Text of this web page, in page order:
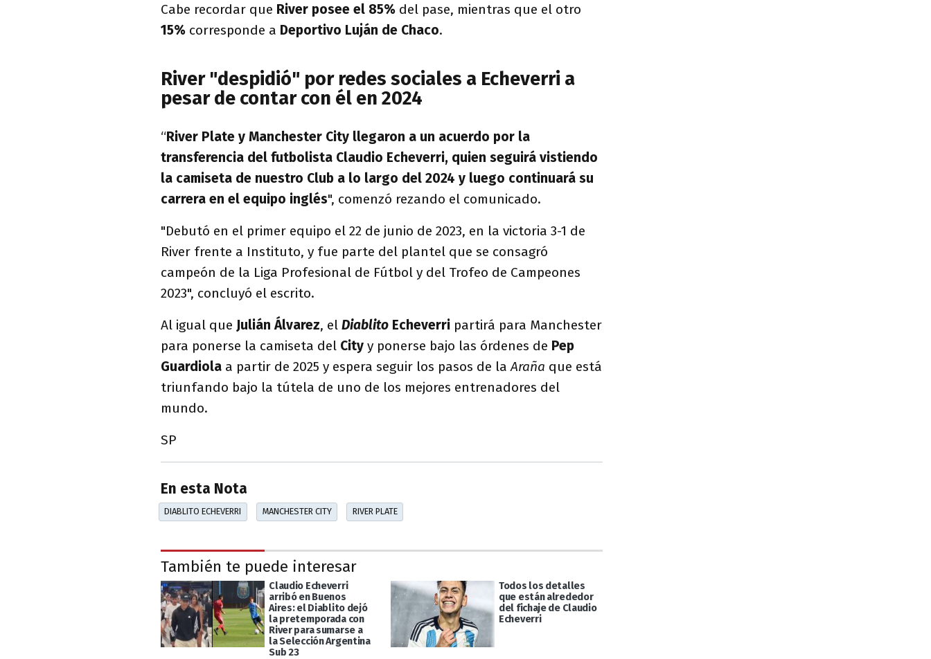
Cabe recordar que River posee el 85% del pase, mientras que el otro
15% corresponde a Deportivo Luján de Chaco.
River "despidió" por redes sociales a Echeverri a
pesar de contar con él en 2024
“River Plate y Manchester City llegaron a un acuerdo por la
transferencia del futbolista Claudio Echeverri, quien seguirá vistiendo
la camiseta de nuestro Club a lo largo del 2024 y luego continuará su
carrera en el equipo inglés", comenzó rezando el comunicado.
"Debutó en el primer equipo el 22 de junio de 2023, en la victoria 3-1 de
River frente a Instituto, y fue parte del plantel que se consagró
campeón de la Liga Profesional de Fútbol y del Trofeo de Campeones
2023", concluyó el escrito.
Al igual que Julián Álvarez, el Diablito Echeverri partirá para Manchester
para ponerse la camiseta del City y ponerse bajo las órdenes de Pep
Guardiola a partir de 2025 y espera seguir los pasos de laAraña que está
triunfando bajo la tútela de uno de los mejores entrenadores del
mundo.
SP
En esta Nota
DIABLITO ECHEVERRI MANCHESTER CITY RIVER PLATE
También te puede interesar
Claudio Echeverri
arribó en Buenos
Aires: el Diablito dejó
la pretemporada con
River para sumarse a
la Selección Argentina
Sub 23
Todos los detalles
que están alrededor
del fichaje de Claudio
Echeverri